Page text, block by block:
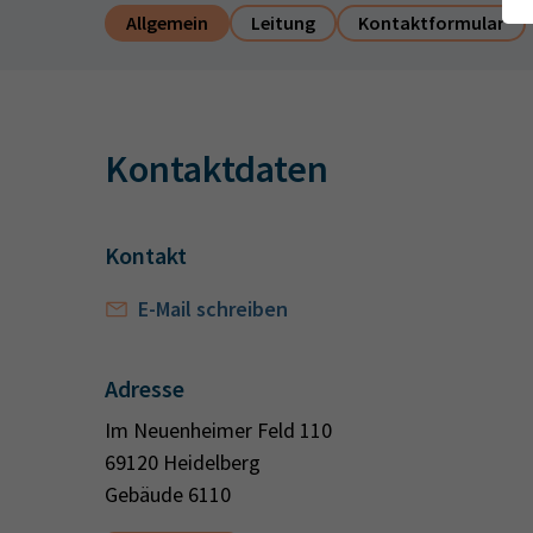
Allgemein Leitung Kontaktformular
Kontaktdaten
Kontakt
E-Mail schreiben
Adresse
Im Neuenheimer Feld 110
69120 Heidelberg
Gebäude 6110